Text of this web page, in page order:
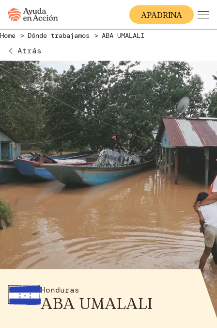
APADRINA
Home Dónde trabajamos ABA UMALALI
Atrás
Honduras
ABA UMALALI